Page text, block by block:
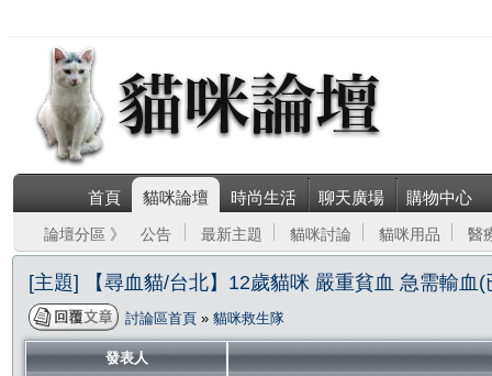
首頁 貓咪論壇 時尚生活 聊天廣場 購物中心
論壇分區 》 公告 最新主題 貓咪討論 貓咪用品 醫
[主題] 【尋血貓/台北】12歲貓咪 嚴重貧血 急需輸血
討論區首頁 » 貓咪救生隊
發表人